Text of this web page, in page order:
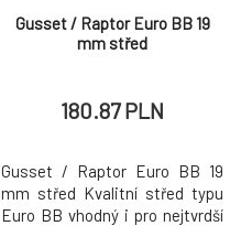
Gusset / Raptor Euro BB 19
mm střed
180.87 PLN
Gusset / Raptor Euro BB 19
mm střed Kvalitní střed typu
Euro BB vhodný i pro nejtvrdší